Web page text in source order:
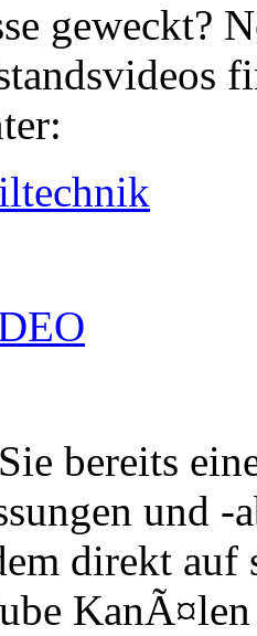
geweckt?
bereits
und -
direkt auf